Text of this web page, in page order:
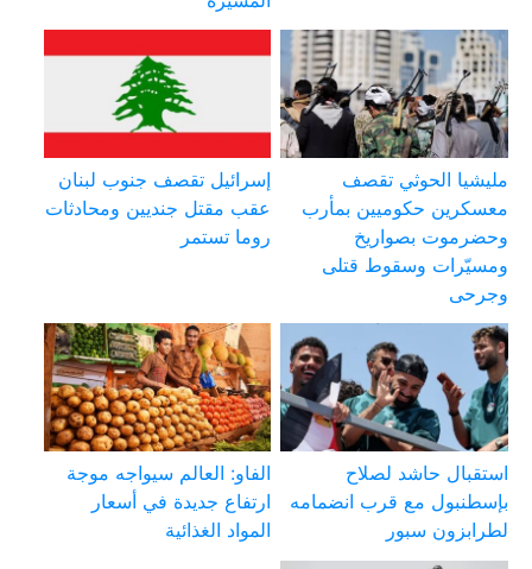
مليشيا الحوثي تقصف
معسكرين حكوميين بمأرب
وحضرموت بصواريخ
ومسيّرات وسقوط قتلى
وجرحى
إسرائيل تقصف جنوب لبنان
عقب مقتل جنديين ومحادثات
روما تستمر
استقبال حاشد لصلاح
بإسطنبول مع قرب انضمامه
لطرابزون سبور
الفاو: العالم سيواجه موجة
ارتفاع جديدة في أسعار
المواد الغذائية